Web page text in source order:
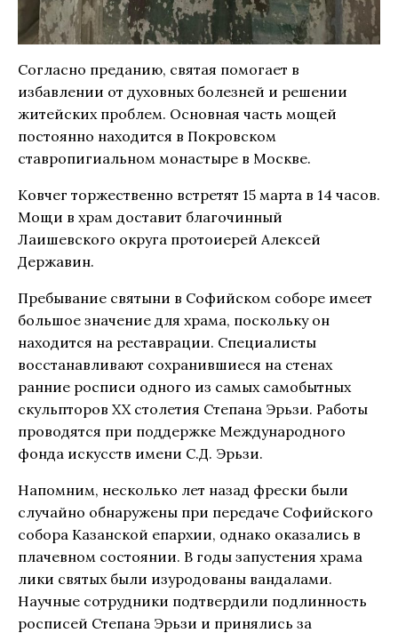
Согласно преданию, святая помогает в
избавлении от духовных болезней и решении
житейских проблем. Основная часть мощей
постоянно находится в Покровском
ставропигиальном монастыре в Москве.
Ковчег торжественно встретят 15 марта в 14 часов.
Мощи в храм доставит благочинный
Лаишевского округа протоиерей Алексей
Державин.
Пребывание святыни в Софийском соборе имеет
большое значение для храма, поскольку он
находится на реставрации. Специалисты
восстанавливают сохранившиеся на стенах
ранние росписи одного из самых самобытных
скульпторов XX столетия Степана Эрьзи. Работы
проводятся при поддержке Международного
фонда искусств имени С.Д. Эрьзи.
Напомним, несколько лет назад фрески были
случайно обнаружены при передаче Софийского
собора Казанской епархии, однако оказались в
плачевном состоянии. В годы запустения храма
лики святых были изуродованы вандалами.
Научные сотрудники подтвердили подлинность
росписей Степана Эрьзи и принялись за